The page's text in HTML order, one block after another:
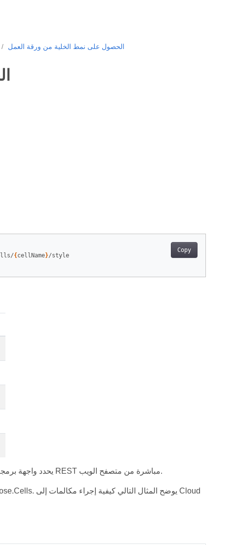
الحصول على نمط الخلية من ورقة العمل
Copy
{ cellName}/style
يحدد واجهة برمجة يمكن الوصول إليها بشكل عام ويسمح لك بتنفيذ تفاعلات REST مباشرة من متصفح الويب.